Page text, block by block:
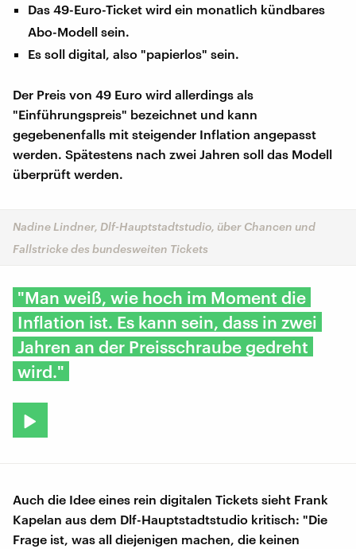
Das 49-Euro-Ticket wird ein monatlich kündbares
Abo-Modell sein.
Es soll digital, also "papierlos" sein.
Der Preis von 49 Euro wird allerdings als
"Einführungspreis" bezeichnet und kann
gegebenenfalls mit steigender Inflation angepasst
werden. Spätestens nach zwei Jahren soll das Modell
überprüft werden.
Nadine Lindner, Dlf-Hauptstadtstudio, über Chancen und
Fallstricke des bundesweiten Tickets
"Man weiß, wie hoch im Moment die
Inflation ist. Es kann sein, dass in zwei
Jahren an der Preisschraube gedreht
wird."
Auch die Idee eines rein digitalen Tickets sieht Frank
Kapelan aus dem Dlf-Hauptstadtstudio kritisch: "Die
Frage ist, was all diejenigen machen, die keinen